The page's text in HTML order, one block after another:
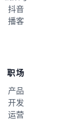
抖音
播客
职场
产品
开发
运营